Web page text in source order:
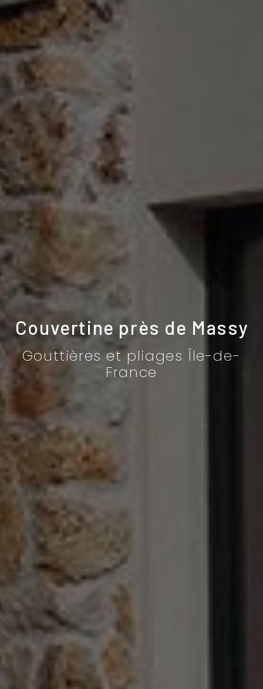
Couvertine près de Massy
Gouttières et pliages Île-de-
France